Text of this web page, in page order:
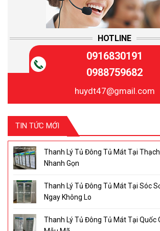
HOTLINE
0916830191
0988759682
huydt47@gmail.com
TIN TỨC MỚI
Thanh Lý Tủ Đông Tủ Mát Tại
Nhanh Gọn
Thanh Lý Tủ Đông Tủ Mát Tại Sóc
Ngay Không Lo
Thanh Lý Tủ Đông Tủ Mát Tại Quốc